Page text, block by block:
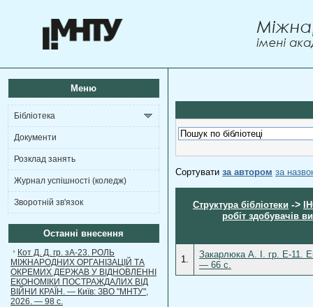
Меню
Бібліотека
Документи
Розклад занять
Журнал успішності (коледж)
Зворотній зв'язок
Останні внесення
Кот Д. Д. гр. зА-23. РОЛЬ
МІЖНАРОДНИХ ОРГАНІЗАЦІЙ ТА
ОКРЕМИХ ДЕРЖАВ У ВІДНОВЛЕННІ
ЕКОНОМІКИ ПОСТРАЖДАЛИХ ВІД
ВІЙНИ КРАЇН. — Київ: ЗВО "МНТУ",
2026. — 98 с.
Сортувати за автором за
Структура бібліотеки ->
робіт здобувачів
1.
Закарлюка А. І. гр. Е-11.
— 66 с.